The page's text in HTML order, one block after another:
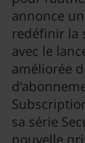
annonce
redéfinir la
avec le
améliorée
sa série
nouvelle